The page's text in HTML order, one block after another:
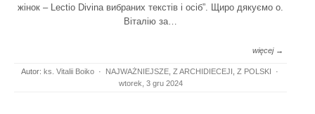
жінок – Lectio Divina вибраних текстів і осіб”. Щиро дякуємо о.
Віталію за…
więcej →
Autor: ks. Vitalii Boiko · NAJWAŻNIEJSZE, Z ARCHIDIECEJI Z POLSKI
·
wtorek, 3 gru 2024